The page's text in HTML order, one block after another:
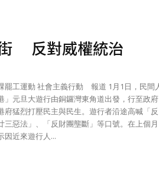
反對威權統治
道 1月1日，民間人
」元旦大遊行由銅鑼灣東角道出發，行至政府
府猛烈打壓民主與民生。遊行者沿途高喊「反
三惡法」、「反財團壟斷」等口號。在上個月
因近來遊行人...